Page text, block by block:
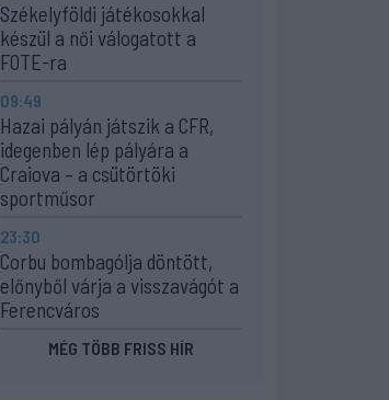
Székelyföldi játékosokkal
készül a női válogatott a
FOTE-ra
09:49
Hazai pályán játszik a CFR,
idegenben lép pályára a
Craiova – a csütörtöki
sportműsor
23:30
Corbu bombagólja döntött,
előnyből várja a visszavágót a
Ferencváros
MÉG TÖBB FRISS HÍR